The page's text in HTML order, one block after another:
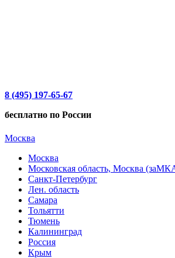
8 (495) 197-65-67
бесплатно по России
Москва
Москва
Московская область, Москва
Санкт-Петербург
Лен. область
Самара
Тольятти
Тюмень
Калининград
Россия
Крым